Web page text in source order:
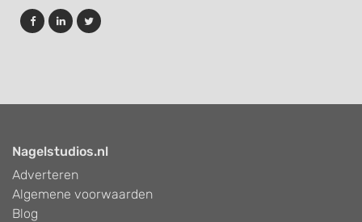
Nagelstudios.nl
Adverteren
Algemene voorwaarden
Blog